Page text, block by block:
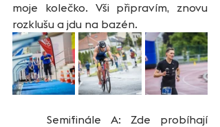
moje kolečko. Vši připravím, znovu
rozklušu a jdu na bazén.